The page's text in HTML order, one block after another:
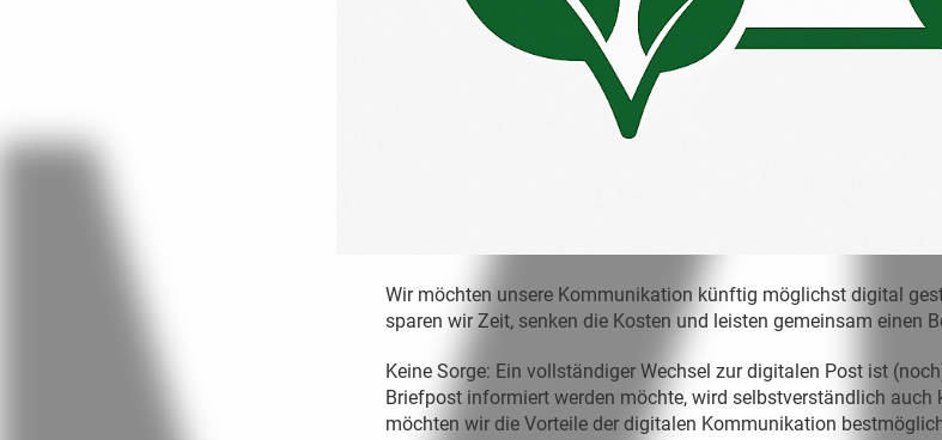
Wir möchten unsere Kommunikation künftig möglichst digital
sparen wir Zeit, senken die Kosten und leisten gemeinsam einen
Keine Sorge: Ein vollständiger Wechsel zur digitalen Post ist
Briefpost informiert werden möchte, wird selbstverständlich
möchten wir die Vorteile der digitalen Kommunikation